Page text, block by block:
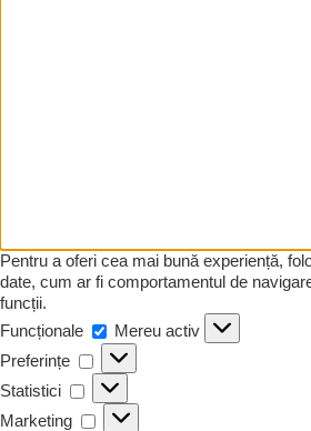
Pentru a oferi cea mai bună experiență,
date, cum ar fi comportamentul de
funcții.
Funcționale
Funcționale
Mereu activ
Preferințe
Preferințe
Statistici
Statistici
Marketing
Marketing